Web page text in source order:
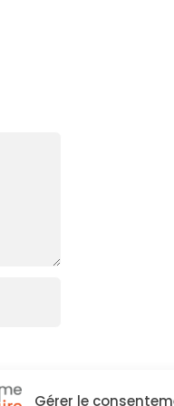
Gérer le